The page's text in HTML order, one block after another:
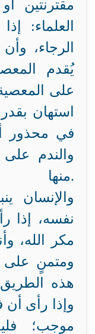
مقترنتين
العلماء:
الرجاء،
يُقدم
على
استهان
في محذور
والندم
منها.
والإنسان
نفسه، إذا
مكر الله،
ومتمنٍ على
هذه
وإذا رأى أن
موجب؛